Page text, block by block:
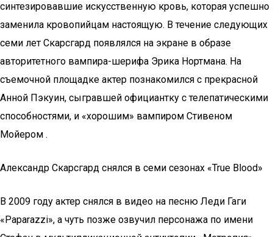
синтезировавшие искусственную кровь, которая успешно
заменила кровопийцам настоящую. В течение следующих
семи лет Скарсгард появлялся на экране в образе
авторитетного вампира-шерифа Эрика Нортмана. На
съемочной площадке актер познакомился с прекрасной
Анной Пэкуин, сыгравшей официантку с телепатическими
способностями, и «хорошим» вампиром Стивеном
Мойером .
Александр Скарсгард снялся в семи сезонах «True Blood»
В 2009 году актер снялся в видео на песню Леди Гаги
«Paparazzi», а чуть позже озвучил персонажа по имени